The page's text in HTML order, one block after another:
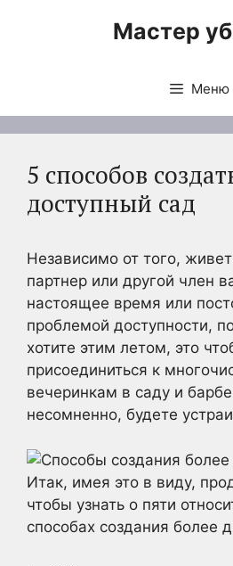
Мастер
Меню
5 способов
доступный сад
Независимо от того,
партнер или другой член
настоящее время или
проблемой доступности,
хотите этим летом, это
присоединиться к
вечеринкам в саду и
несомненно, будете
Итак, имея это в виду,
чтобы узнать о пяти
способах создания более